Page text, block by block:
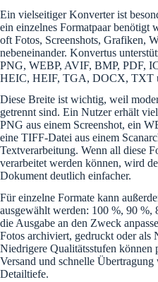
Ein vielseitiger Konverter ist
ein einzelnes Formatpaar benötigt
oft Fotos, Screenshots, Grafiken,
nebeneinander. Konvertus
PNG, WEBP, AVIF, BMP, PDF,
HEIC, HEIF, TGA, DOCX, TXT
Diese Breite ist wichtig, weil
getrennt sind. Ein Nutzer erhält
PNG aus einem Screenshot, ein
eine TIFF-Datei aus einem
Textverarbeitung. Wenn all diese
verarbeitet werden können, wird
Dokument deutlich einfacher.
Für einzelne Formate kann
ausgewählt werden: 100 %, 90 %,
die Ausgabe an den Zweck
Fotos archiviert, gedruckt oder als
Niedrigere Qualitätsstufen können
Versand und schnelle
Detailtiefe.